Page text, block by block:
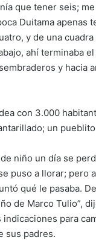
que tener seis;
Duitama apenas
y de una cuadra
ahí terminaba
y hacia
con 3.000
un
niño un día se
puso a llorar; pero
qué le pasaba.
de Marco Tulio”,
para
sus padres.